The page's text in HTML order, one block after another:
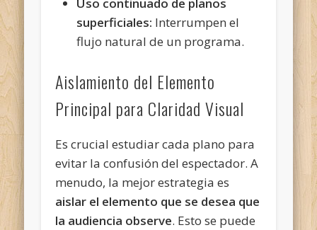
superficiales: Interrumpen el
flujo natural de un programa.
Aislamiento del Elemento
Principal para Claridad Visual
Es crucial estudiar cada plano para
evitar la confusión del espectador. A
menudo, la mejor estrategia es
aislar el elemento que se desea que
la audiencia observe. Esto se puede